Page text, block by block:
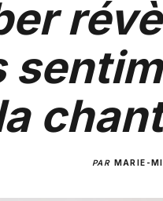
PAR MARIE-